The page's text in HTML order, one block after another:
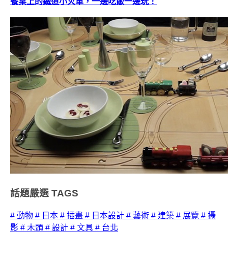
話題嚴選 TAGS
# 動物 # 日本 # 插畫 # 日本設計 # 藝術 # 建築 # 展覽 # 攝
影 # 木頭 # 設計 # 文具 # 台北